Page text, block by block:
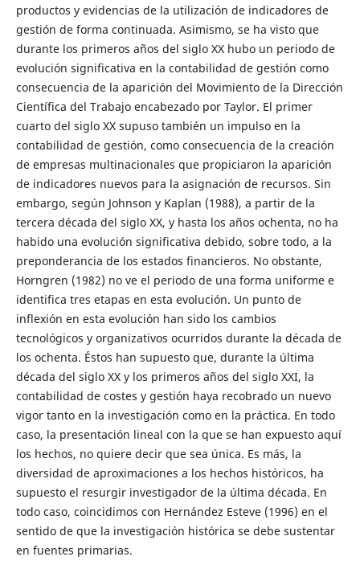
productos y evidencias de la utilización de indicadores de
gestión de forma continuada. Asimismo, se ha visto que
durante los primeros años del siglo XX hubo un periodo de
evolución significativa en la contabilidad de gestión como
consecuencia de la aparición del Movimiento de la Dirección
Científica del Trabajo encabezado por Taylor. El primer
cuarto del siglo XX supuso también un impulso en la
contabilidad de gestión, como consecuencia de la creación
de empresas multinacionales que propiciaron la aparición
de indicadores nuevos para la asignación de recursos. Sin
embargo, según Johnson y Kaplan (1988), a partir de la
tercera década del siglo XX, y hasta los años ochenta, no ha
habido una evolución significativa debido, sobre todo, a la
preponderancia de los estados financieros. No obstante,
Horngren (1982) no ve el periodo de una forma uniforme e
identifica tres etapas en esta evolución. Un punto de
inflexión en esta evolución han sido los cambios
tecnológicos y organizativos ocurridos durante la década de
los ochenta. Éstos han supuesto que, durante la última
década del siglo XX y los primeros años del siglo XXI, la
contabilidad de costes y gestión haya recobrado un nuevo
vigor tanto en la investigación como en la práctica. En todo
caso, la presentación lineal con la que se han expuesto aquí
los hechos, no quiere decir que sea única. Es más, la
diversidad de aproximaciones a los hechos históricos, ha
supuesto el resurgir investigador de la última década. En
todo caso, coincidimos con Hernández Esteve (1996) en el
sentido de que la investigación histórica se debe sustentar
en fuentes primarias.